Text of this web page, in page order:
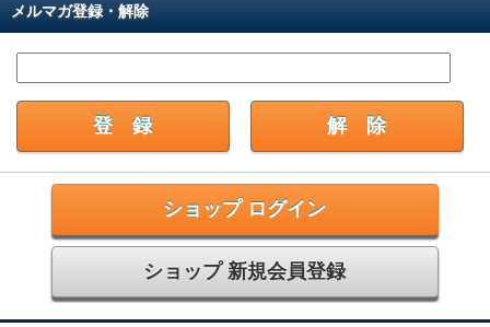
メルマガ登録・解除
ショップ ログイン
ショップ 新規会員登録